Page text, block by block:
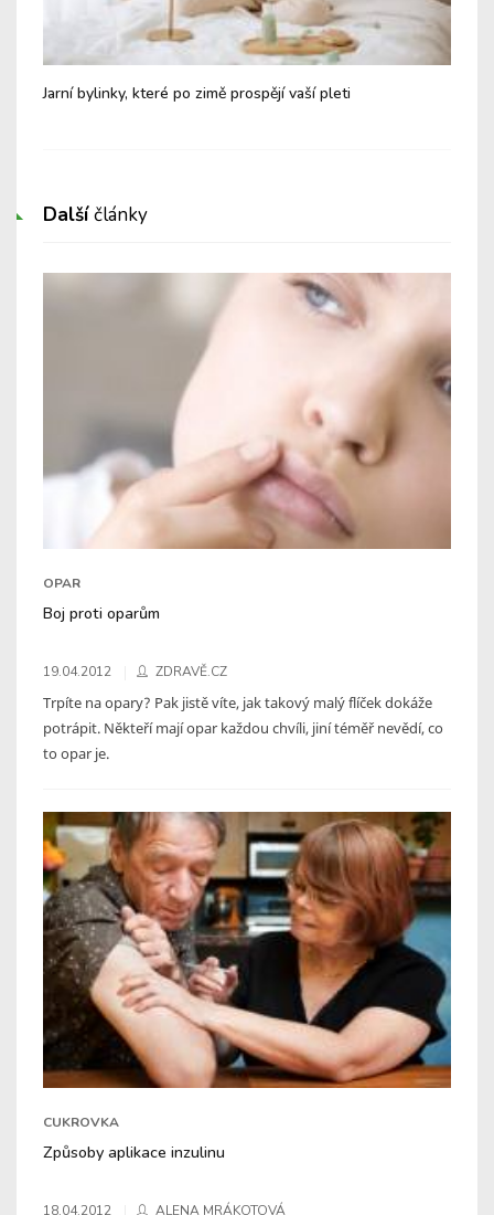
Jarní bylinky, které po zimě prospějí vaší pleti
Dalšíčlánky
OPAR
Boj proti oparům
19.04.2012 ZDRAVĚ.CZ
Trpíte na opary? Pak jistě víte, jak takový malý flíček dokáže
potrápit. Někteří mají opar každou chvíli, jiní téměř nevědí, co
to opar je.
CUKROVKA
Způsoby aplikace inzulinu
18.04.2012 ALENA MRÁKOTOVÁ